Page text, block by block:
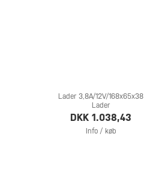
Lader 3,8A/12V/168x65x38
Lader
DKK 1.038,43
Info / køb